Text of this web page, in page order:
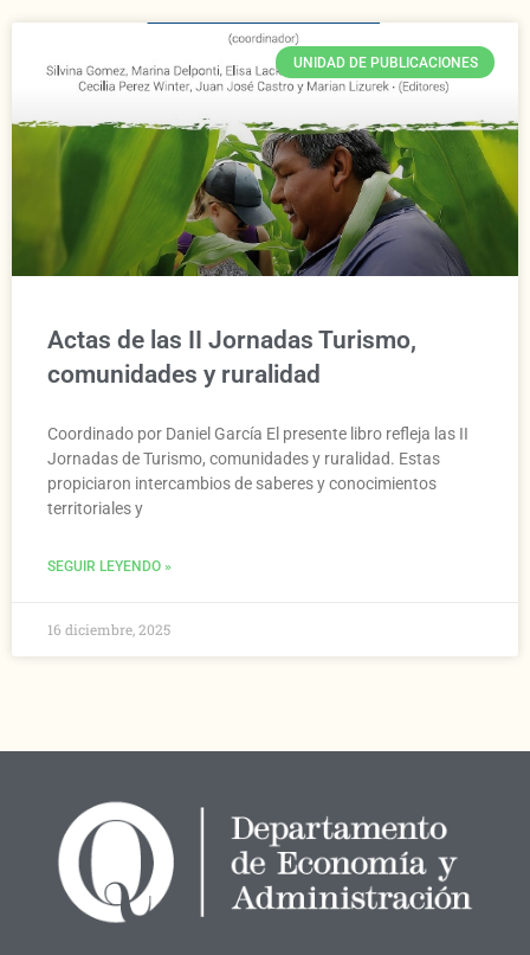
UNIDAD DE PUBLICACIONES
Actas de las II Jornadas Turismo,
comunidades y ruralidad
Coordinado por Daniel García El presente libro refleja las II
Jornadas de Turismo, comunidades y ruralidad. Estas
propiciaron intercambios de saberes y conocimientos
territoriales y
SEGUIR LEYENDO »
16 diciembre, 2025